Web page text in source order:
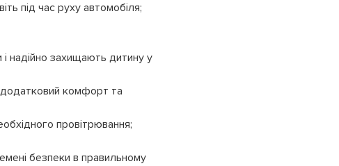
під час руху автомобіля;
надійно захищають дитину у
додатковий комфорт та
провітрювання;
безпеки в правильному